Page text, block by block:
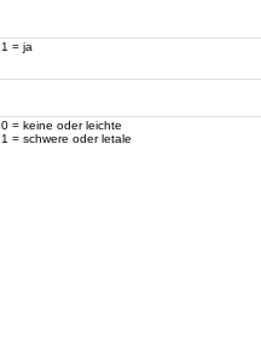
1 = ja
0 = keine oder leichte
1 = schwere oder letale